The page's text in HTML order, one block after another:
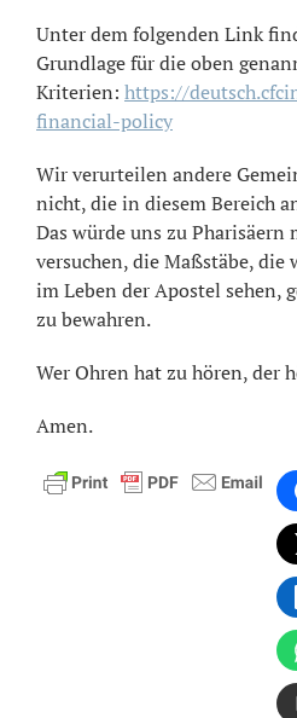
Unter dem folgenden Link
Grundlage für die oben
Kriterien: https://
financial-policy
Wir verurteilen andere
nicht, die in diesem Bereich
Das würde uns zu Pharisäern
versuchen, die Maßstäbe, die
im Leben der Apostel sehen,
zu bewahren.
Wer Ohren hat zu hören, der
Amen.